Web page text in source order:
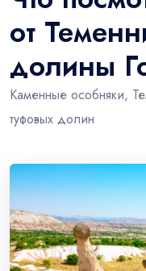
от
долины
Каменные особняки,
туфовых долин